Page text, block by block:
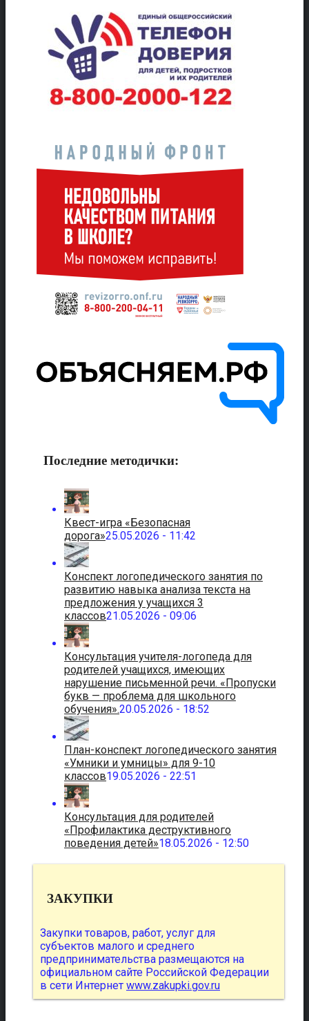
Последние методички:
Квест-игра «Безопасная
дорога»25.05.2026 - 11:42
Конспект логопедического занятия по
развитию навыка анализа текста на
предложения у учащихся 3
классов21.05.2026 - 09:06
Консультация учителя-логопеда для
родителей учащихся, имеющих
нарушение письменной речи. «Пропуски
букв — проблема для школьного
обучения».20.05.2026 - 18:52
План-конспект логопедического занятия
«Умники и умницы» для 9-10
классов19.05.2026 - 22:51
Консультация для родителей
«Профилактика деструктивного
поведения детей»18.05.2026 - 12:50
ЗАКУПКИ
Закупки товаров, работ, услуг для
субъектов малого и среднего
предпринимательства размещаются на
официальном сайте Российской Федерации
в сети Интернет www.zakupki.gov.ru